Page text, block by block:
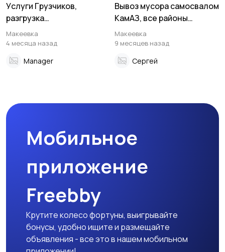
Уcлуги Гpузчиков,
pазгрузка
стpоймaтеpиалoв,
мебели, подъём на этажи.
Макеевка
4 месяца назад
Manager
Вывоз мусора самосвалом
КамАЗ, все районы
Макеевки
Макеевка
9 месяцев назад
Сергей
Мобильное
приложение
Freebby
Крутите колесо фортуны, выигрывайте
бонусы, удобно ищите и размещайте
объявления - все это в нашем мобильном